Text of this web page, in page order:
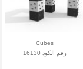
Cubes
رقم الكود 16130